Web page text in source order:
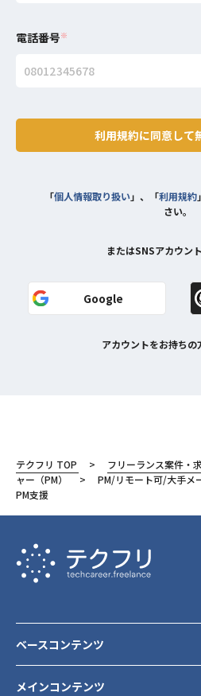
電話番号※
利用規約に同意して
「個人情報取り扱い」、「利用規約
さい。
またはSNSアカウン
Google
アカウントをお持ちの
テクフリ TOP フリーランス案件・
ャー（PM）
PM/リモート可/大手メ
PM支援
メインコンテンツ
ベースコンテンツ